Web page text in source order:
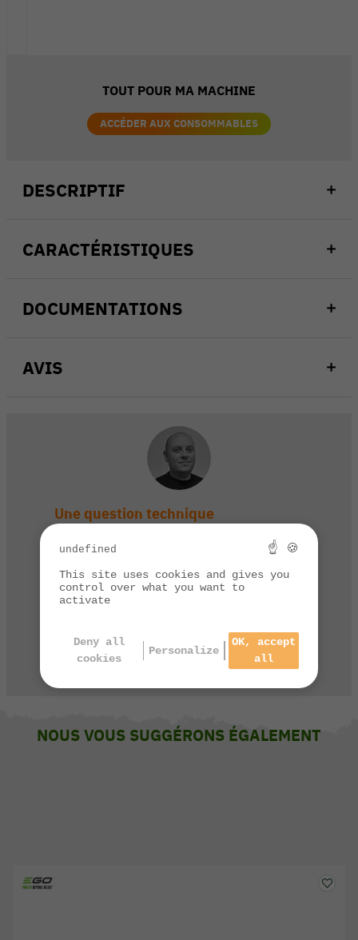
DESCRIPTIF
CARACTÉRISTIQUES
DOCUMENTATIONS
AVIS
TOUT POUR MA MACHINE
ACCÉDER AUX CONSOMMABLES
Une question technique
par téléphone de 9h à 13h et de 14h à 17h
CONTACTEZ-NOUS
NOUS VOUS SUGGÉRONS ÉGALEMENT
undefined ☝ 🍪
This site uses cookies and gives you
control over what you want to
activate
Deny all
cookies
Personalize
OK, accept
all